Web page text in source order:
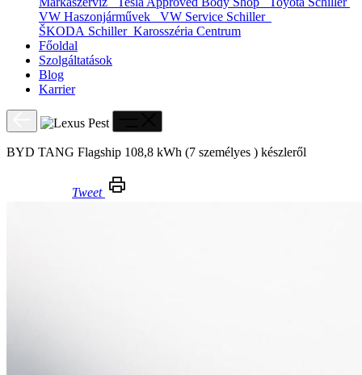
VW Haszonjárművek
VW Service Schiller
ŠKODA Schiller Karosszéria Centrum
Főoldal
Szolgáltatások
Blog
Karrier
BYD TANG Flagship 108,8 kWh (7 személyes ) készleről
Tweet